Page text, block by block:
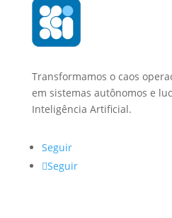
Transformamos o caos
em sistemas autônomos e
Inteligência Artificial.
Seguir
Seguir